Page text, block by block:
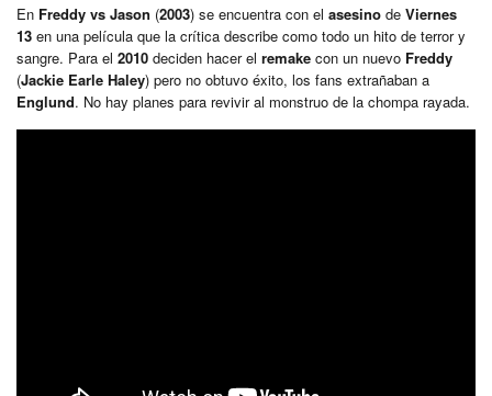
En Freddy vs Jason (2003) se encuentra con el asesino de Viernes
13 en una película que la crítica describe como todo un hito de terror y
sangre. Para el 2010 deciden hacer el remake con un nuevo Freddy
(Jackie Earle Haley) pero no obtuvo éxito, los fans extrañaban a
Englund. No hay planes para revivir al monstruo de la chompa rayada.